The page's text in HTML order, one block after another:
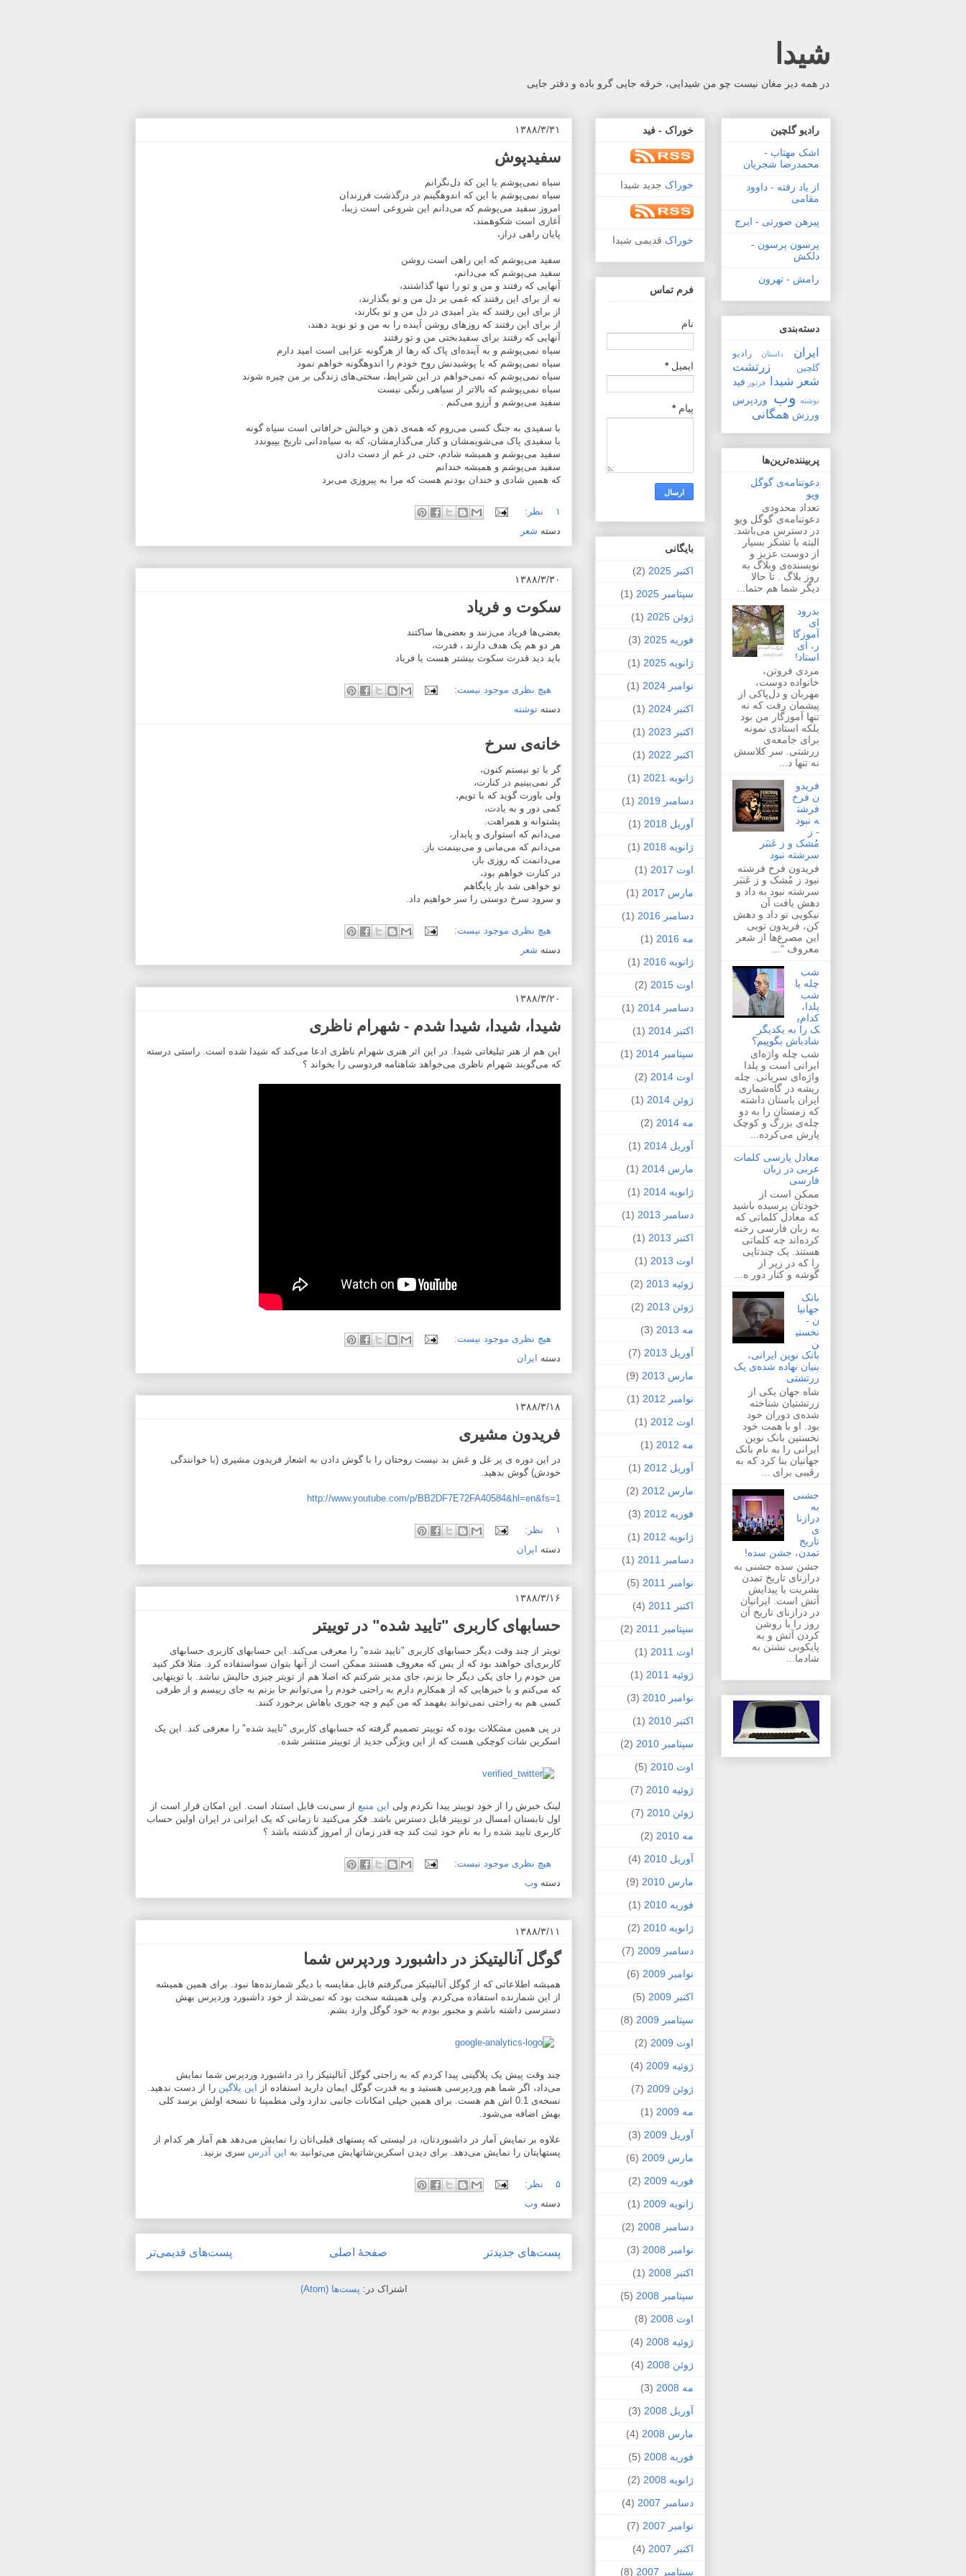
شیدا
در همه دیر مغان نیست چو من شیدایی، خرقه جایی گرو باده و دفتر جایی
۱۳۸۸/۳/۳۱
سفیدپوش
سیاه نمی‌پوشم با این که دل‌نگرانم
سیاه نمی‌پوشم با این که اندوهگینم در درگذشت فرزندان
امروز سفید می‌پوشم که می‌دانم این شروعی است زیبا،
آغازی است شکوهمند،
پایان راهی دراز،
سفید می‌پوشم که این راهی است روشن
سفید می‌پوشم که می‌دانم،
آنهایی که رفتند و من و تو را تنها گذاشتند،
نه از برای این رفتند که غمی بر دل من و تو بگذارند،
از برای این رفتند که بذر امیدی در دل من و تو بکارند،
از برای این رفتند که روزهای روشن آینده را به من و تو نوید دهند،
آنهایی که رفتند برای سفیدبختی من و تو رفتند
سیاه نمی‌پوشم و به آینده‌ای پاک که رها از هرگونه عزایی است امید دارم
سیاه نمی‌پوشم که با پوشیدنش روح خودم را اندوهگونه خواهم نمود
سیاه نمی‌پوشم که نمی‌خواهم در این شرایط، سختی‌های زندگی بر من چیره شوند
سیاه نمی‌پوشم که بالاتر از سیاهی رنگی نیست
سفید می‌پوشم و آرزو می‌کنم .
با سفیدی به جنگ کسی می‌روم که همه‌ی ذهن و خیالش خرافاتی است سیاه گونه
با سفیدی پاک می‌شویمشان و کنار می‌گذارمشان، که به سیاه‌دانی تاریخ بپیوندد
سفید می‌پوشم و همیشه شادم، حتی در غم از دست دادن
سفید می‌پوشم و همیشه خندانم
که همین شادی و خندان بودنم هست که مرا به پیروزی می‌برد
۱ نظر:
دسته شعر
۱۳۸۸/۳/۳۰
سکوت و فریاد
بعضی‌ها فریاد می‌زنند و بعضی‌ها ساکتند
هر دو هم یک هدف دارند ، قدرت،
باید دید قدرت سکوت بیشتر هست یا فریاد
هیچ نظری موجود نیست:
دسته نوشته
خانه‌ی سرخ
گر با تو نیستم کنون،
گر نمی‌بینیم در کنارت،
ولی باورت گوید که با تویم،
کمی دور و به یادت،
پشتوانه‌ و همراهت.
می‌دانم که استواری و پایدار،
می‌دانم که می‌مانی و می‌بینمت باز.
می‌دانمت که روزی باز،
در کنارت خواهم بود،
تو خواهی شد باز پایگاهم
و سرود سرخ دوستی را سر خواهیم داد.
هیچ نظری موجود نیست:
دسته شعر
۱۳۸۸/۳/۲۰
شیدا، شیدا، شیدا شدم - شهرام ناظری
این هم از هنر تبلیغاتی شیدا. در این اثر هنری شهرام ناظری ادعا می‌کند که شیدا شده است. راستی درسته
که می‌گویند شهرام ناظری می‌خواهد شاهنامه فردوسی را بخواند ؟
هیچ نظری موجود نیست:
دسته
ایران
۱۳۸۸/۳/۱۸
فریدون مشیری
در این دوره ی پر غل و غش بد نیست روحتان را با گوش دادن به اشعار فریدون مشیری (با خوانندگی
خودش) گوش بدهید.
http://www.youtube.com/p/BB2DF7E72FA40584&hl=en&fs=1
۱ نظر:
دسته
ایران
۱۳۸۸/۳/۱۶
حسابهای کاربری "تایید شده" در توییتر
تویتر از چند وقت دیگر حسابهای کاربری "تایید شده" را معرفی می‌کند. این حسابهای کاربری حسابهای
کاربری‌ای خواهند بود که از بس که معروف هستند ممکن است از آنها بتوان سواستفاده کرد. مثلا فکر کنید
من خودم را جای یکی دیگر جا بزنم، جای مدیر شرکتم که اصلا هم از تویتر چیزی حالیش نباشد. با تویتهایی
که می‌کنم و با خبرهایی که از همکارم دارم به راحتی خودم را می‌توانم جا بزنم به جای رییسم و از طرفی
کسی هم به راحتی نمی‌تواند بفهمد که من کیم و چه جوری باهاش برخورد کنند.
در پی همین مشکلات بوده که توییتر تصمیم گرفته که حسابهای کاربری "تایید شده" را معرفی کند. این یک
اسکرین شات کوچکی هست که از این ویژگی جدید از توییتر منتشر شده.
لینک خبرش را از خود توییتر پیدا نکردم ولی این منبع از سی‌نت قابل استناد است. این امکان قرار است از
اول تابستان امسال در توییتر قابل دسترس باشد. فکر می‌کنید تا زمانی که یک ایرانی در ایران اولین حساب
کاربری تایید شده را به نام خود ثبت کند چه قدر زمان از امروز گذشته باشد ؟
هیچ نظری موجود نیست:
دسته وب
۱۳۸۸/۳/۱۱
گوگل آنالیتیکز در داشبورد وردپرس شما
همیشه اطلاعاتی که از گوگل آنالیتیکز می‌گرفتم قابل مقایسه با دیگر شمارنده‌ها نبود. برای همین همیشه
از این شمارنده استفاده می‌کردم. ولی همیشه سخت بود که نمی‌شد از خود داشبورد وردپرس بهش
دسترسی داشته باشم و مجبور بودم به خود گوگل وارد بشم.
چند وقت پیش یک پلاگینی پیدا کردم که به راحتی گوگل آنالیتیکز را در داشبورد وردپرس شما نمایش
می‌داد، اگر شما هم وردپرسی هستید و به قدرت گوگل ایمان دارید استفاده از
این پلاگین را از دست ندهید.
نسخه‌ی 0.1 اش هم هست. برای همین خیلی امکانات جانبی ندارد ولی مطمینا تا نسخه اولش برسد کلی
بهش اضافه می‌شود.
علاوه بر نمایش آمار در داشبوردتان، در لیستی که پستهای قبلی‌اتان را نمایش می‌دهد هم آمار هر کدام از
پستهایتان را نمایش می‌دهد. برای دیدن اسکرین‌شاتهایش می‌توانید به
این آدرس سری بزنید.
۵ نظر:
دسته وب
پست‌های جدیدتر پست‌های قدیمی‌تر صفحهٔ اصلی
اشتراک در: پست‌ها (Atom)
رادیو گلچین
اشک مهتاب -
محمدرضا شجریان
از یاد رفته - داوود
مقامی
پیرهن صورتی - ایرج
پرسون پرسون -
دلکش
رامش - تهرون
دسته‌بندی
ایران داستان
رادیو
گلچین
زرتشت
شعر شیدا فرتور فید
نوشته وب
وردپرس
ورزش همگانی
پربیننده‌ترین‌ها
دعوتنامه‌ی گوگل
ویو
تعداد محدودی
دعوتنامه‌ی گوگل ویو
در دسترس می‌باشد.
البته با تشکر بسیار
از دوست عزیز و
نویسنده‌ی وبلاگ به
روز بلاگ . تا حالا
دیگر شما هم حتما...
بدرود
ای
آموزگا
ر، ای
استاد!
مردی فروتن،
خانواده دوست،
مهربان و دل‌پاکی از
پیشمان رفت که نه
تنها آموزگار من بود
بلکه استادی نمونه
برای جامعه‌ی
زرشتی. سر کلاسش
نه تنها د...
فریدو
ن فرخ
فرشت
ه نبود
- ز
مُشک و ز عَنبَر
سرشته نبود
فریدون فرخ فرشته
نبود ز مُشک و ز عَنبَر
سرشته نبود به داد و
دهش یافت آن
نیکویی تو داد و دهش
کن، فریدون تویی
این مصرع‌ها از شعر
معروف "...
شب
چله یا
شب
یلدا،
کدام‌ی
ک را به یکدیگر
شادباش بگوییم؟
شب چله واژه‌ای
ایرانی است و یلدا
واژه‌ای سریانی. چله
ریشه در گاه‌شماری
ایران باستان داشته
که زمستان را به دو
چله‌ی بزرگ و کوچک
پارش می‌کرده...
معادل پارسی کلمات
عربی در زبان
فارسی
ممکن است از
خودتان پرسیده باشید
که معادل کلماتی که
به زبان فارسی رخنه
کرده‌اند چه کلماتی
هستند. یک چندتایی
را که در زیر از
گوشه و کنار دور ه...
بانک
جهانیا
ن -
نخستی
ن
بانک نوین ایرانی،
بنیان نهاده شده‌ی یک
زرتشتی
شاه جهان یکی از
زرتشتیان شناخته
شده‌ی دوران خود
بود. او با همت خود
نخستین بانک نوین
ایرانی را به نام بانک
جهانیان بنا کرد که به
رقیبی برای ...
جشنی
به
درازنا
ی
تاریخ
تمدن، جشن سده!
جشن سده جشنی به
درازنای تاریخ تمدن
بشریت با پیدایش
آتش است. ایرانیان
در درازنای تاریخ آن
روز را با روشن
کردن آتش و به
پایکوبی نشتن به
شادما...
خوراک - فید
خوراک جدید شیدا
خوراک قدیمی شیدا
فرم تماس
نام
ایمیل*
پیام*
بايگانی
اکتبر 2025
(2)
سپتامبر 2025
(1)
ژوئن 2025
(1)
فوریه 2025
(3)
ژانویه 2025
(1)
نوامبر 2024
(1)
اکتبر 2024
(1)
اکتبر 2023
(1)
اکتبر 2022
(1)
ژانویه 2021
(1)
دسامبر 2019
(1)
آوریل 2018
(1)
ژانویه 2018
(1)
اوت 2017
(1)
مارس 2017
(1)
دسامبر 2016
(1)
مه 2016
(1)
ژانویه 2016
(1)
اوت 2015
(2)
دسامبر 2014
(1)
اکتبر 2014
(1)
سپتامبر 2014
(1)
اوت 2014
(2)
ژوئن 2014
(1)
مه 2014
(2)
آوریل 2014
(1)
مارس 2014
(1)
ژانویه 2014
(1)
دسامبر 2013
(1)
اکتبر 2013
(1)
اوت 2013
(1)
ژوئیه 2013
(2)
ژوئن 2013
(2)
مه 2013
(3)
آوریل 2013
(7)
مارس 2013
(9)
نوامبر 2012
(1)
اوت 2012
(1)
مه 2012
(1)
آوریل 2012
(1)
مارس 2012
(2)
فوریه 2012
(3)
ژانویه 2012
(1)
دسامبر 2011
(1)
نوامبر 2011
(5)
اکتبر 2011
(4)
سپتامبر 2011
(2)
اوت 2011
(1)
ژوئیه 2011
(1)
نوامبر 2010
(3)
اکتبر 2010
(1)
سپتامبر 2010
(2)
اوت 2010
(5)
ژوئیه 2010
(7)
ژوئن 2010
(7)
مه 2010
(2)
آوریل 2010
(4)
مارس 2010
(9)
فوریه 2010
(1)
ژانویه 2010
(2)
دسامبر 2009
(7)
نوامبر 2009
(6)
اکتبر 2009
(5)
سپتامبر 2009
(8)
اوت 2009
(2)
ژوئیه 2009
(4)
ژوئن 2009
(7)
مه 2009
(1)
آوریل 2009
(3)
مارس 2009
(6)
فوریه 2009
(2)
ژانویه 2009
(1)
دسامبر 2008
(2)
نوامبر 2008
(3)
اکتبر 2008
(1)
سپتامبر 2008
(5)
اوت 2008
(8)
ژوئیه 2008
(4)
ژوئن 2008
(4)
مه 2008
(3)
آوریل 2008
(3)
مارس 2008
(4)
فوریه 2008
(5)
ژانویه 2008
(2)
دسامبر 2007
(4)
نوامبر 2007
(7)
اکتبر 2007
(4)
سپتامبر 2007
(8)